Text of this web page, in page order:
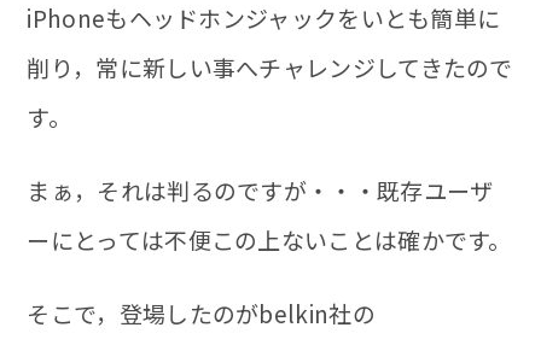
iPhoneもヘッドホンジャックをいとも簡単に
削り，常に新しい事へチャレンジしてきたので
す。
まぁ，それは判るのですが・・・既存ユーザ
ーにとっては不便この上ないことは確かです。
そこで，登場したのがbelkin社の